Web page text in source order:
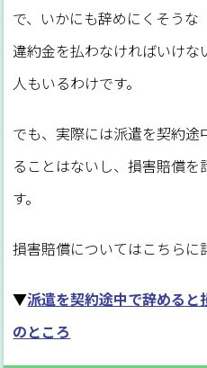
で、いかにも辞めにくそうな
違約金を払わなければいけな
人もいるわけです。
でも、実際には派遣を契約
ることはないし、損害賠償
す。
損害賠償についてはこちら
▼派遣を契約途中で辞める
のところ